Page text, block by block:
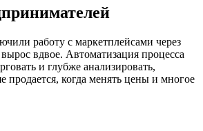
работу с маркетплейсами через
вдвое. Автоматизация процесса
и глубже анализировать,
продается, когда менять цены и многое